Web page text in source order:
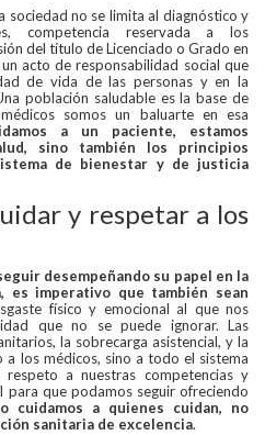
sociedad no se limita al diagnóstico y
competencia reservada a los
del título de Licenciado o Grado en
acto de responsabilidad social que
de vida de las personas y en la
población saludable es la base de
somos un baluarte en esa
a un paciente, estamos
sino también los principios
de bienestar y de justicia
y respetar a los
desempeñando su papel en la
es imperativo que también sean
físico y emocional al que nos
que no se puede ignorar. Las
la sobrecarga asistencial, y la
los médicos, sino a todo el sistema
a nuestras competencias y
para que podamos seguir ofreciendo
cuidamos a quienes cuidan, no
sanitaria de excelencia.